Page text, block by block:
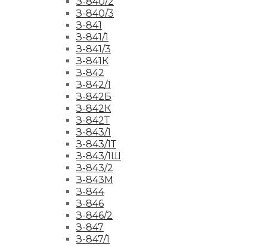
З-840/3
З-841
З-841/1
З-841/3
З-841К
З-842
З-842/1
З-842Б
З-842К
З-842Т
З-843/1
З-843/1Т
З-843/1Ш
З-843/2
З-843М
З-844
З-846
З-846/2
З-847
З-847/1